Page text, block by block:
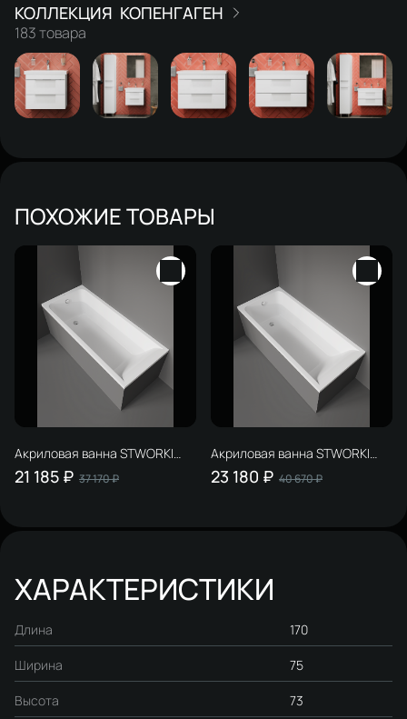
КОПЕНГАГЕН
183 товара
ПОХОЖИЕ ТОВАРЫ
Акриловая ванна STWORKI
Стокгольм 165x70 см,
встраиваемая, белая, с
21 185 ₽ 37 170 ₽
Акриловая ванна STWORKI
Стокгольм 170x75 см,
встраиваемая, белая, с
23 180 ₽ 40 670 ₽
ХАРАКТЕРИСТИКИ
Длина 170
Ширина 75
Высота 73